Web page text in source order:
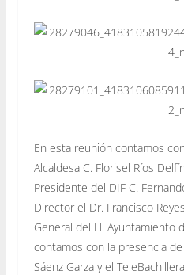
En esta reunión contamos
Alcaldesa C. Florisel Ríos
Presidente del DIF C.
Director el Dr. Francisco
General del H. Ayuntamiento
contamos con la presencia
Sáenz Garza y el